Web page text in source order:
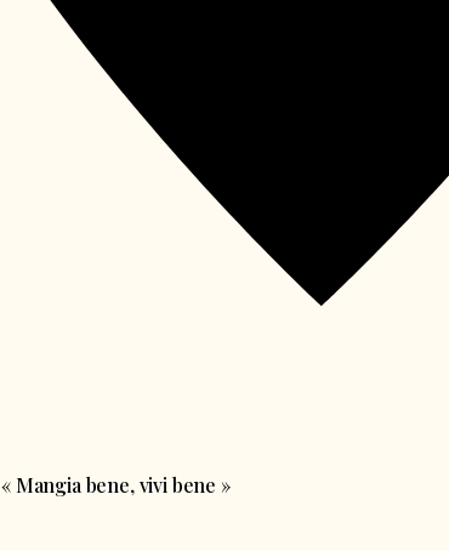
«Mangia bene, vivi bene »